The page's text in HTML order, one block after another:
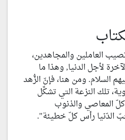
العاملين والمجاهدين،
لأجل الدنيا, وهذا ما
السلام. ومن هنا، فإنّ الزُّهد
تلك النزعة التي تشكِّل
المعاصي والذنوب
الدّنيا رأس كلّ خطيئة".